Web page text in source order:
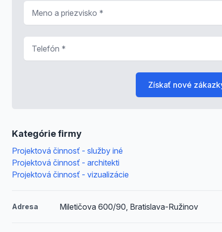
Kategórie firmy
Projektová činnosť - služby iné
Projektová činnosť - architekti
Projektová činnosť - vizualizácie
Adresa Miletičova 600/90, Bratislava-Ružinov
Získať nové